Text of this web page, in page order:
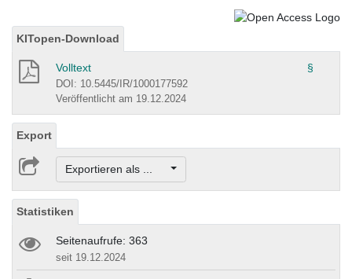
KITopen-Download
Volltext §
DOI: 10.5445/IR/1000177592
Veröffentlicht am 19.12.2024
Export
Exportieren als ...
Statistiken
Seitenaufrufe: 363
seit 19.12.2024